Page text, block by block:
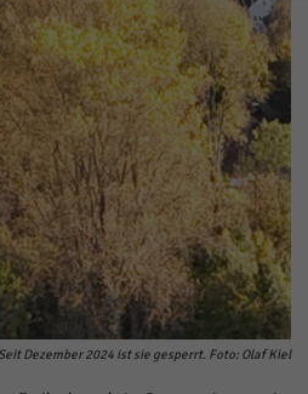
Dezember 2024 ist sie gesperrt. Foto: Olaf Kiel
und Ihre Zustimmung zu freiwilligen
um Erlaubnis bitten.
Technologien auf unserer Website.
uns helfen, diese Website und Ihre
Daten können verarbeitet werden (z. B.
und Inhalte oder Anzeigen- und
Verwendung Ihrer Daten finden Sie in
über alle verwendeten Cookies. Sie
geben oder sich weitere
auswählen.